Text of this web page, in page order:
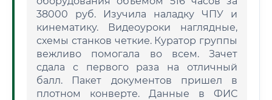
38000 руб. Изучила наладку ЧПУ и
кинематику. Видеоуроки наглядные,
схемы станков четкие. Куратор группы
вежливо помогала во всем. Зачет
сдала с первого раза на отличный
балл. Пакет документов пришел в
плотном конверте. Данные в ФИС